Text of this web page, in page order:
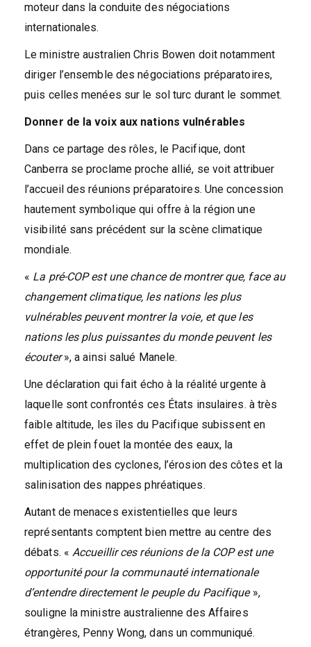
moteur dans la conduite des négociations
internationales.
Le ministre australien Chris Bowen doit notamment
diriger l’ensemble des négociations préparatoires,
puis celles menées sur le sol turc durant le sommet.
Donner de la voix aux nations vulnérables
Dans ce partage des rôles, le Pacifique, dont
Canberra se proclame proche allié, se voit attribuer
l’accueil des réunions préparatoires. Une concession
hautement symbolique qui offre à la région une
visibilité sans précédent sur la scène climatique
mondiale.
« La pré-COP est une chance de montrer que, face au
changement climatique, les nations les plus
vulnérables peuvent montrer la voie, et que les
nations les plus puissantes du monde peuvent les
écouter», a ainsi salué Manele.
Une déclaration qui fait écho à la réalité urgente à
laquelle sont confrontés ces États insulaires. à très
faible altitude, les îles du Pacifique subissent en
effet de plein fouet la montée des eaux, la
multiplication des cyclones, l’érosion des côtes et la
salinisation des nappes phréatiques.
Autant de menaces existentielles que leurs
représentants comptent bien mettre au centre des
débats. « Accueillir ces réunions de la COP est une
opportunité pour la communauté internationale
d’entendre directement le peuple du Pacifique»,
souligne la ministre australienne des Affaires
étrangères, Penny Wong, dans un communiqué.